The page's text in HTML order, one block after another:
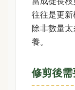
往往是更新
除非數量
養。
修剪後需